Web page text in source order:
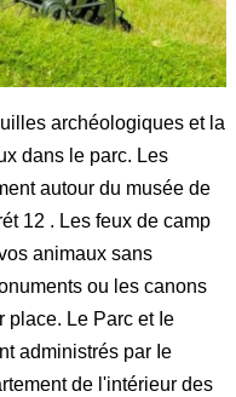
archéologiques et la
dans le parc. Les
autour du musée de
12 . Les feux de camp
animaux sans
ou les canons
place. Le Parc et Ie
administrés par Ie
de l'intérieur des